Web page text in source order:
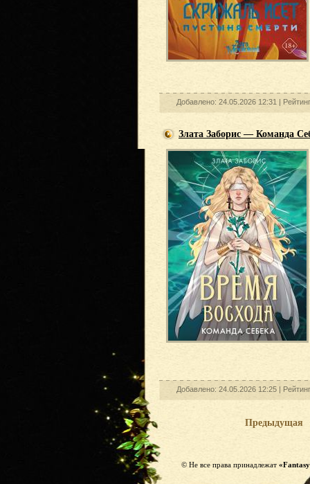
Добавлено: 24.05.2026 12:31 |
Злата Заборис — Команда
Добавлено: 24.05.2026 12:25 |
Предыдущая
© Не все права принадлежат